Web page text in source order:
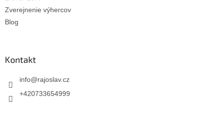
Zverejnenie výhercov
Blog
Kontakt
info@rajoslav.cz
+420733654999